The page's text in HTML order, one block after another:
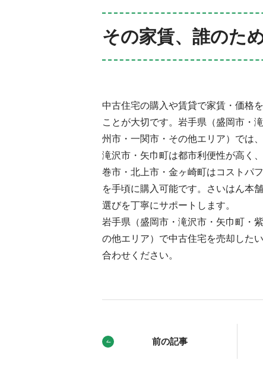
その家賃、誰のた
中古住宅の購入や賃貸で家賃・価格
ことが大切です。岩手県（盛岡市・
州市・一関市・その他エリア）では
滝沢市・矢巾町は都市利便性が高く
巻市・北上市・金ヶ崎町はコストパ
を手頃に購入可能です。さいはん本
選びを丁寧にサポートします。
岩手県（盛岡市・滝沢市・矢巾町・
の他エリア）で中古住宅を売却した
合わせください。
前の記事